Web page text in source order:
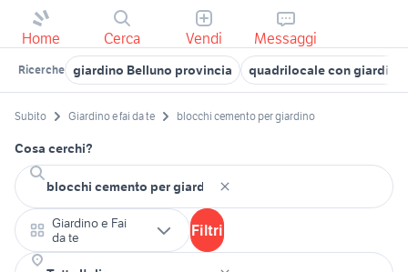
Home Cerca Vendi Messaggi
Ricerche giardino Belluno provincia quadrilocale con giardino
Subito Giardino e fai da te blocchi cemento per giardino
Cosa cerchi?
Giardino e Fai
da te
Filtri